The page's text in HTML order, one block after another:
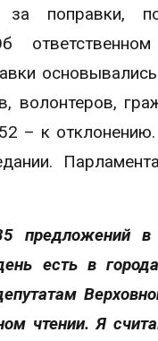
поправки,
волонтеров,
– к
предложений
есть в
чтении. Я